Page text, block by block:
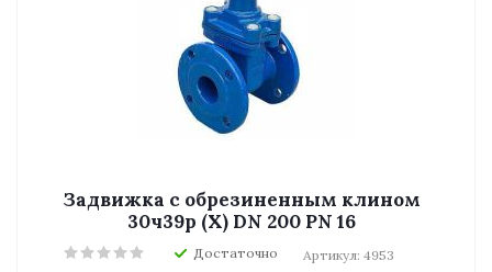
Задвижка с обрезиненным клином
30ч39р (Х) DN 200 PN 16
Достаточно Артикул: 4953